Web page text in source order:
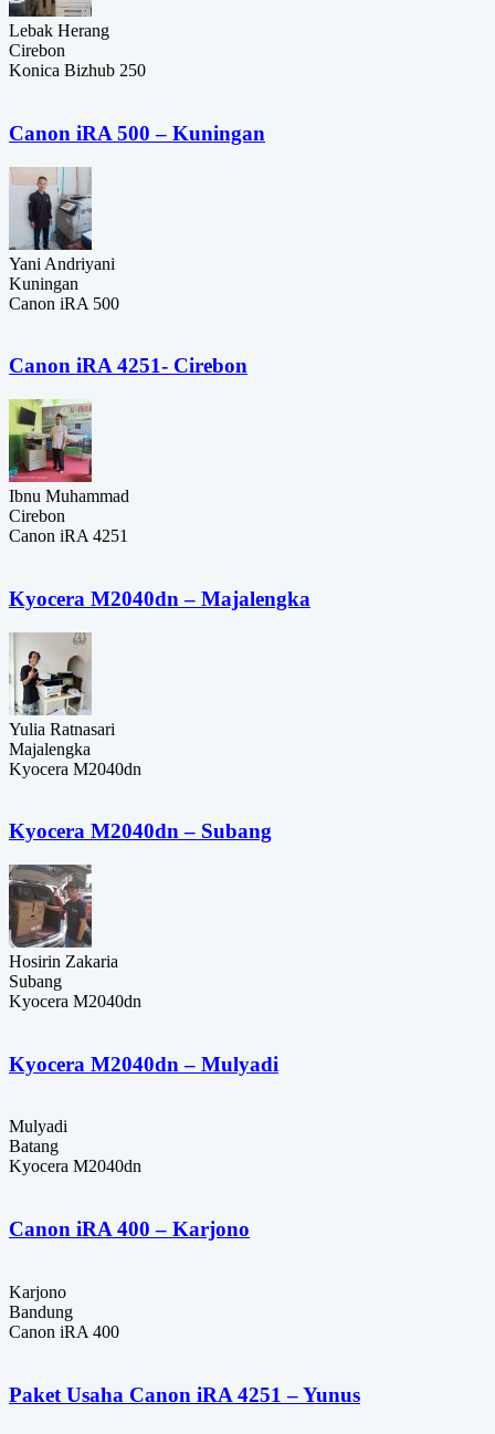
Lebak Herang
Cirebon
Konica Bizhub 250
Canon iRA 500 – Kuningan
Yani Andriyani
Kuningan
Canon iRA 500
Canon iRA 4251- Cirebon
Ibnu Muhammad
Cirebon
Canon iRA 4251
Kyocera M2040dn – Majalengka
Yulia Ratnasari
Majalengka
Kyocera M2040dn
Kyocera M2040dn – Subang
Hosirin Zakaria
Subang
Kyocera M2040dn
Kyocera M2040dn – Mulyadi
Mulyadi
Batang
Kyocera M2040dn
Canon iRA 400 – Karjono
Karjono
Bandung
Canon iRA 400
Paket Usaha Canon iRA 4251 – Yunus